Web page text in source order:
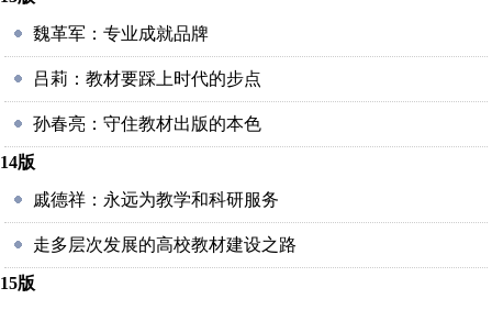
魏革军：专业成就品牌
吕莉：教材要踩上时代的步点
孙春亮：守住教材出版的本色
14版
戚德祥：永远为教学和科研服务
走多层次发展的高校教材建设之路
15版